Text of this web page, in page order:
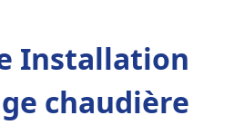
Installation
chaudière